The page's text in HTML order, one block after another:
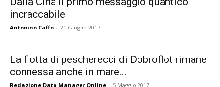
incraccabile
Antonino Caffo - 21 Giugno 2017
La flotta di pescherecci di Dobroflot rimane
connessa anche in mare...
Redazione Data Manager Online - 5 Maggio 2017